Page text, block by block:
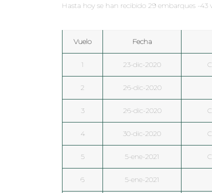
Hasta hoy se han recibido 29 embarques -43
Vuelo Fecha
1 23-dic-2020
2 26-dic-2020
3 26-dic-2020
4 30-dic-2020
5 5-ene-2021
6 5-ene-2021